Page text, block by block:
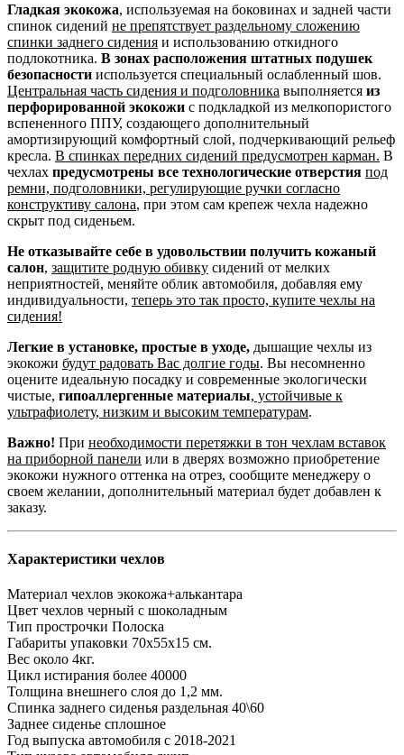
Гладкая экокожа, используемая на боковинах и задней части
спинок сидений не препятствует раздельному сложению
спинки заднего сидения и использованию откидного
подлокотника. В зонах расположения штатных подушек
безопасности используется специальный ослабленный шов.
Центральная часть сидения и подголовника выполняется из
перфорированной экокожи с подкладкой из мелкопористого
вспененного ППУ, создающего дополнительный
амортизирующий комфортный слой, подчеркивающий рельеф
кресла. В спинках передних сидений предусмотрен карман. В
чехлах предусмотрены все технологические отверстия под
ремни, подголовники, регулирующие ручки согласно
конструктиву салона, при этом сам крепеж чехла надежно
скрыт под сиденьем.
Не отказывайте себе в удовольствии получить кожаный
салон, защитите родную обивку сидений от мелких
неприятностей, меняйте облик автомобиля, добавляя ему
индивидуальности, теперь это так просто, купите чехлы на
сидения!
Легкие в установке, простые в уходе, дышащие чехлы из
экокожи будут радовать Вас долгие годы. Вы несомненно
оцените идеальную посадку и современные экологически
чистые, гипоаллергенные материалы, устойчивые к
ультрафиолету, низким и высоким температурам.
Важно! При необходимости перетяжки в тон чехлам вставок
на приборной панели или в дверях возможно приобретение
экокожи нужного оттенка на отрез, сообщите менеджеру о
своем желании, дополнительный материал будет добавлен к
заказу.
Характеристики чехлов
Материал чехлов экокожа+алькантара
Цвет чехлов черный с шоколадным
Тип прострочки Полоска
Габариты упаковки 70х55х15 см.
Вес около 4кг.
Цикл истирания более 40000
Толщина внешнего слоя до 1,2 мм.
Спинка заднего сиденья раздельная 40\60
Заднее сиденье сплошное
Год выпуска автомобиля с 2018-2021